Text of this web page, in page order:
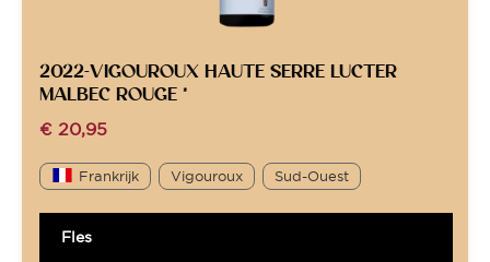
2022-VIGOUROUX HAUTE SERRE LUCTER
MALBEC ROUGE *
€ 20,95
Frankrijk Vigouroux Sud-Ouest
Fles